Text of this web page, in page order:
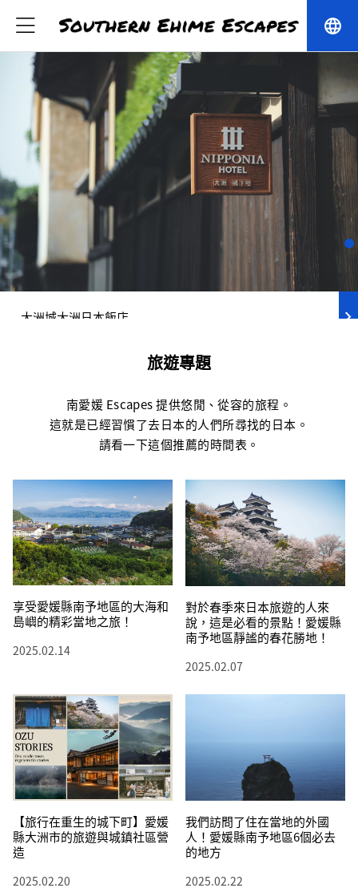
language
大洲城大洲日本飯店 chevron_right
旅遊專題
南愛媛 Escapes 提供悠閒、從容的旅程。
這就是已經習慣了去日本的人們所尋找的日本。
請看一下這個推薦的時間表。
享受愛媛縣南予地區的大海和
島嶼的精彩當地之旅！
2025.02.14
對於春季來日本旅遊的人來
說，這是必看的景點！愛媛縣
南予地區靜謐的春花勝地！
2025.02.07
【旅行在重生的城下町】愛媛
縣大洲市的旅遊與城鎮社區營
造
2025.02.20
我們訪問了住在當地的外國
人！愛媛縣南予地區6個必去
的地方
2025.02.22